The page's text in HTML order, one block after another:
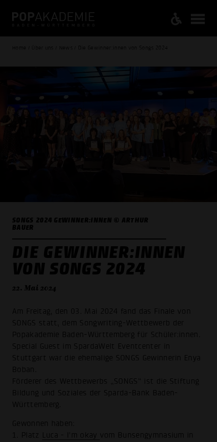
Home / Über uns / News / Die Gewinner:innen von Songs 2024
SONGS 2024 GEWINNER:INNEN © ARTHUR
BAUER
DIE GEWINNER:INNEN
VON SONGS 2024
22. Mai 2024
Am Freitag, den 03. Mai 2024 fand das Finale von
SONGS statt, dem Songwriting-Wettbewerb der
Popakademie Baden-Württemberg für Schüler:innen.
Special Guest im SpardaWelt Eventcenter in
Stuttgart war die ehemalige SONGS Gewinnerin Enya
Boban.
Förderer des Wettbewerbs „SONGS“ ist die Stiftung
Bildung und Soziales der Sparda-Bank Baden-
Württemberg.
Gewonnen haben:
1. Platz Luca - I'm okay vom Bunsengymnasium in